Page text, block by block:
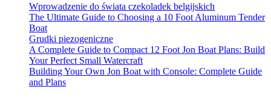
Wprowadzenie do świata czekoladek belgijskich
The Ultimate Guide to Choosing a 10 Foot Aluminum Tender
Boat
Grudki piezogeniczne
A Complete Guide to Compact 12 Foot Jon Boat Plans: Build
Your Perfect Small Watercraft
Building Your Own Jon Boat with Console: Complete Guide
and Plans